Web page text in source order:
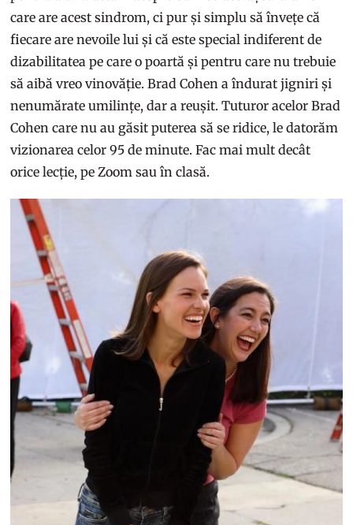
care are acest sindrom, ci pur și simplu să învețe că
fiecare are nevoile lui și că este special indiferent de
dizabilitatea pe care o poartă și pentru care nu trebuie
să aibă vreo vinovăție. Brad Cohen a îndurat jigniri și
nenumărate umilințe, dar a reușit. Tuturor acelor Brad
Cohen care nu au găsit puterea să se ridice, le datorăm
vizionarea celor 95 de minute. Fac mai mult decât
orice lecție, pe Zoom sau în clasă.